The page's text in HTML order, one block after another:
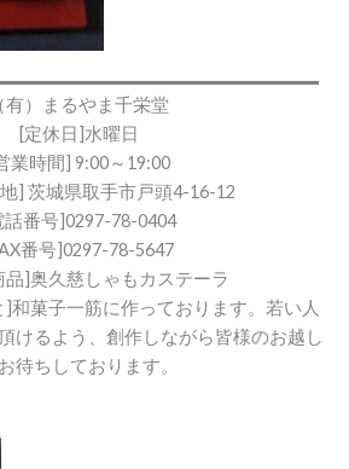
有）まるやま千栄堂
[定休日]水曜日
業時間] 9:00～19:00
] 茨城県取手市戸頭4-16-12
話番号]0297-78-0404
番号]0297-78-5647
品]奥久慈しゃもカステーラ
和菓子一筋に作っております。若い人
けるよう、創作しながら皆様のお越し
待ちしております。